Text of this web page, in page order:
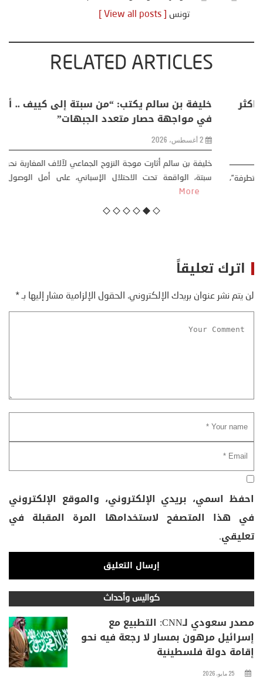
تونس
RELATED ARTICLES
منذر بالضيافي يكتب حول: التغيرات المناخية: اكثر
من ظاهرة طبيعية .. تحول اجتماعي وحضاري (
مقاربة سوسيولوجية )
كتب: منذر بالضيافي بدأت قصتي مع التغييرات المناخية ” المتطرفة”،
منذ نهاية ثمانينات القرن الماضي، حين أطردنا ...
اترك تعليقاً
لن يتم نشر عنوان بريدك الإلكتروني. الحقول الإلزامية مشار إليها بـ*
احفظ اسمي، بريدي الإلكتروني، والموقع الإلكتروني
في هذا المتصفح لاستخدامها المرة المقبلة في
تعليقي.
كواليس وأحداث
مصدر سعودي لـCNN: التطبيع مع
إسرائيل مرهون بمسار لا رجعة فيه نحو
إقامة دولة فلسطينية
25 مايو، 2026